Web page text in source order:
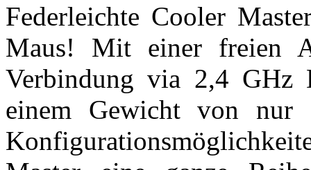
Federleichte Cooler
Maus! Mit einer freien
Verbindung via 2,4 GHz
einem Gewicht von nur